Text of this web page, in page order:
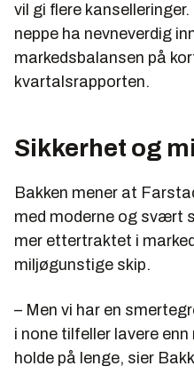
vil gi flere
neppe ha nevneverdig
markedsbalansen på
kvartalsrapporten.
Sikkerhet og
Bakken mener at
med moderne og svært
mer ettertraktet i
miljøgunstige skip.
– Men vi har en
i none tilfeller lavere enn
holde på lenge, sier